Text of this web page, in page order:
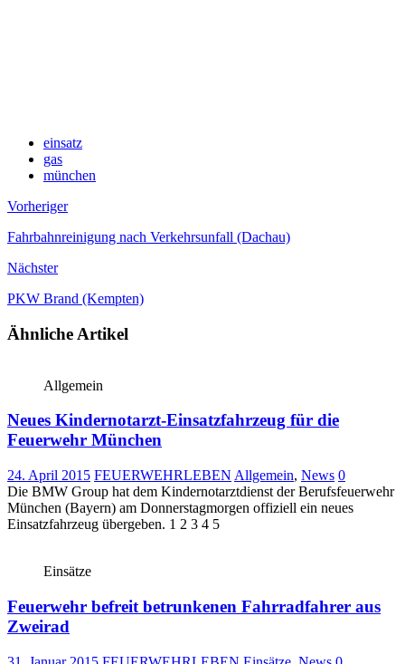
einsatz
gas
münchen
Vorheriger
Fahrbahnreinigung nach Verkehrsunfall (Dachau)
Nächster
PKW Brand (Kempten)
Ähnliche Artikel
Allgemein
Neues Kindernotarzt-Einsatzfahrzeug für die
Feuerwehr München
24. April 2015 FEUERWEHRLEBEN Allgemein, News 0
Die BMW Group hat dem Kindernotarztdienst der Berufsfeuerwehr
München (Bayern) am Donnerstagmorgen offiziell ein neues
Einsatzfahrzeug übergeben. 1 2 3 4 5
Einsätze
Feuerwehr befreit betrunkenen Fahrradfahrer aus
Zweirad